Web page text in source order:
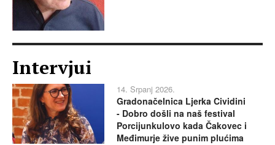
Intervjui
14. Srpanj 2026.
Gradonačelnica Ljerka Cividini
- Dobro došli na naš festival
Porcijunkulovo kada Čakovec i
Međimurje žive punim plućima